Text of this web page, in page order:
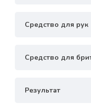
Средство для рук
Средство для
Результат